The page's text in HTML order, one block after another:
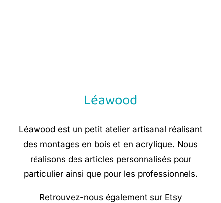
Léawood
Léawood est un petit atelier artisanal réalisant
des montages en bois et en acrylique. Nous
réalisons des articles personnalisés pour
particulier ainsi que pour les professionnels.
Retrouvez-nous également sur Etsy